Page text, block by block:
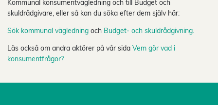
Kommunal konsumentvägledning och till Budget och
skuldrådgivare, eller så kan du söka efter dem själv här:
Sök kommunal vägledning och Budget- och skuldrådgivning.
Läs också om andra aktörer på vår sida Vem gör vad i
konsumentfrågor?